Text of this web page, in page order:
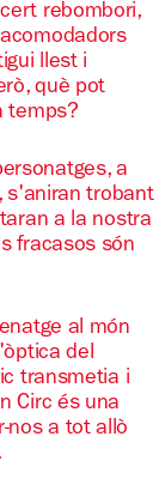
rebombori,
llest i
què pot
temps?
a
s'aniran trobant
a la nostra
fracasos són
al món
del
transmetia i
Circ és una
nos a tot allò